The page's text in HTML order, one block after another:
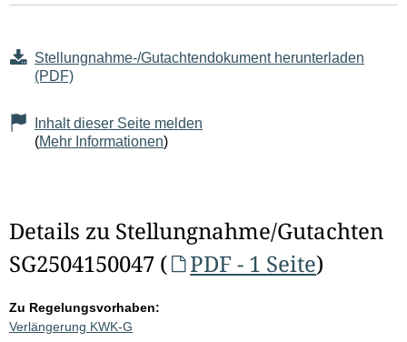
Stellungnahme-/Gutachtendokument herunterladen
(PDF)
Inhalt dieser Seite melden
(Mehr Informationen)
Details zu Stellungnahme/Gutachten
SG2504150047 (
PDF - 1 Seite)
Zu Regelungsvorhaben:
Verlängerung KWK-G